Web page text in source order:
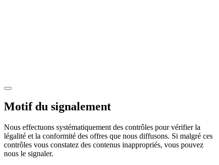
Motif du signalement
Nous effectuons systématiquement des contrôles pour vérifier la
légalité et la conformité des offres que nous diffusons. Si malgré ces
contrôles vous constatez des contenus inappropriés, vous pouvez
nous le signaler.